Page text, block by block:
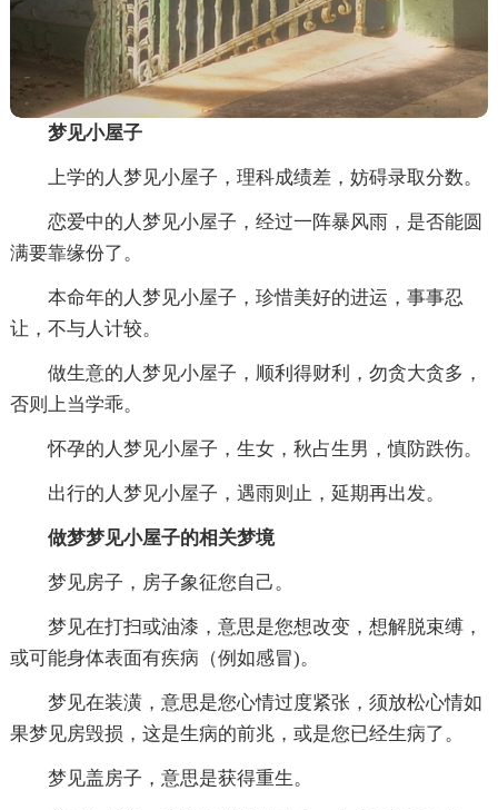
梦见小屋子
上学的人梦见小屋子，理科成绩差，妨碍录取分数。
恋爱中的人梦见小屋子，经过一阵暴风雨，是否能圆
满要靠缘份了。
本命年的人梦见小屋子，珍惜美好的进运，事事忍
让，不与人计较。
做生意的人梦见小屋子，顺利得财利，勿贪大贪多，
否则上当学乖。
怀孕的人梦见小屋子，生女，秋占生男，慎防跌伤。
出行的人梦见小屋子，遇雨则止，延期再出发。
做梦梦见小屋子的相关梦境
梦见房子，房子象征您自己。
梦见在打扫或油漆，意思是您想改变，想解脱束缚，
或可能身体表面有疾病（例如感冒)。
梦见在装潢，意思是您心情过度紧张，须放松心情如
果梦见房毁损，这是生病的前兆，或是您已经生病了。
梦见盖房子，意思是获得重生。